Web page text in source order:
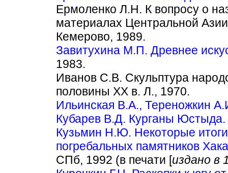
Ермоленко Л.Н. К вопросу о
материалах Центральной
Кемерово, 1989.
Завитухина М.П. Древнее
1983.
Иванов С.В. Скульптура
половины XX в. Л., 1970.
Ильинская В.А., Тереножкин
Кубарев В.Д. Курганы Юстыда.
Кузьмин Н.Ю. Некоторые
погребальных памятников
СПб, 1992 (в печати [издано в